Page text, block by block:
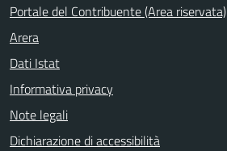
Portale del Contribuente (Area riservata)
Arera
Dati Istat
Informativa privacy
Note legali
Dichiarazione di accessibilità